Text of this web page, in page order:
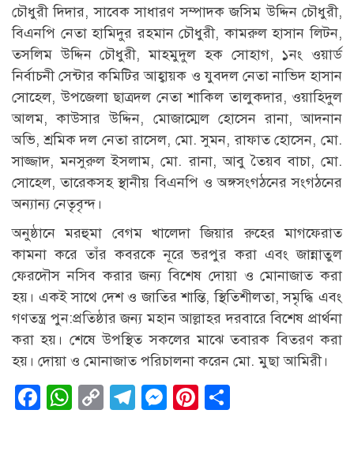
চৌধুরী দিদার, সাবেক সাধারণ সম্পাদক জসিম উদ্দিন চৌধুরী,
বিএনপি নেতা হামিদুর রহমান চৌধুরী, কামরুল হাসান লিটন,
তসলিম উদ্দিন চৌধুরী, মাহমুদুল হক সোহাগ, ১নং ওয়ার্ড
নির্বাচনী সেন্টার কমিটির আহ্বায়ক ও যুবদল নেতা নাভিদ হাসান
সোহেল, উপজেলা ছাত্রদল নেতা শাকিল তালুকদার, ওয়াহিদুল
আলম, কাউসার উদ্দিন, মোজাম্মেল হোসেন রানা, আদনান
অভি, শ্রমিক দল নেতা রাসেল, মো. সুমন, রাফাত হোসেন, মো.
সাজ্জাদ, মনসুরুল ইসলাম, মো. রানা, আবু তৈয়ব বাচা, মো.
সোহেল, তারেকসহ স্থানীয় বিএনপি ও অঙ্গসংগঠনের সংগঠনের
অন্যান্য নেতৃবৃন্দ।
অনুষ্ঠানে মরহুমা বেগম খালেদা জিয়ার রুহের মাগফেরাত
কামনা করে তাঁর কবরকে নূরে ভরপুর করা এবং জান্নাতুল
ফেরদৌস নসিব করার জন্য বিশেষ দোয়া ও মোনাজাত করা
হয়। একই সাথে দেশ ও জাতির শান্তি, স্থিতিশীলতা, সমৃদ্ধি এবং
গণতন্ত্র পুন:প্রতিষ্ঠার জন্য মহান আল্লাহর দরবারে বিশেষ প্রার্থনা
করা হয়। শেষে উপস্থিত সকলের মাঝে তবারক বিতরণ করা
হয়। দোয়া ও মোনাজাত পরিচালনা করেন মো. মুছা আমিরী।
Facebook
WhatsApp
CopyTelegram
Messenger
Pinterest